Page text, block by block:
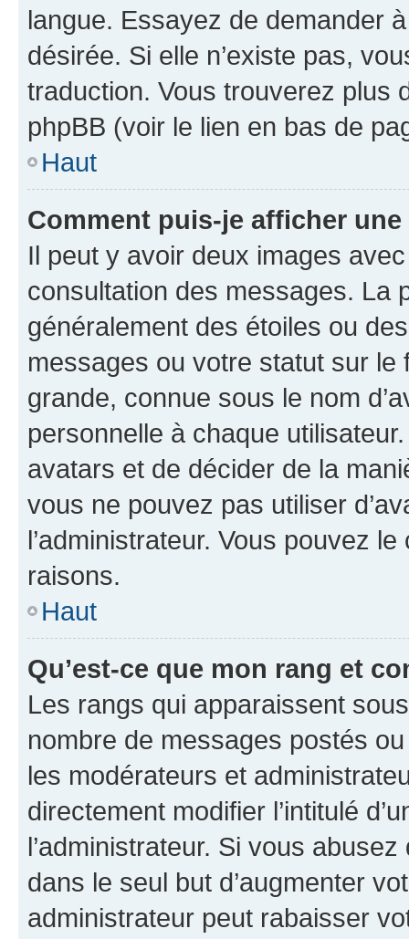
langue. Essayez de demander
désirée. Si elle n’existe pas,
traduction. Vous trouverez plus
phpBB (voir le lien en bas de
Haut
Comment puis-je afficher
Il peut y avoir deux images
consultation des messages. La
généralement des étoiles ou
messages ou votre statut sur
grande, connue sous le nom
personnelle à chaque utilisateur.
avatars et de décider de la
vous ne pouvez pas utiliser
l’administrateur. Vous pouvez
raisons.
Haut
Qu’est-ce que mon rang et
Les rangs qui apparaissent
nombre de messages postés
les modérateurs et
directement modifier l’intitulé
l’administrateur. Si vous
dans le seul but d’augmenter
administrateur peut rabaisser